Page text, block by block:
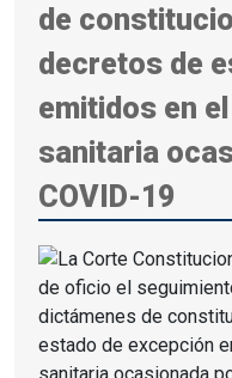
de
decretos de
emitidos en
sanitaria
COVID-19